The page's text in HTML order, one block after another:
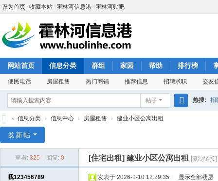
设为首页 收藏本站 霍林河信息港 霍林河贴吧
网站首页 信息分类 群组 家园 帮助 排行榜
便民电话 房屋租售 热门商铺 推荐信息 招聘求职 交友
帖子 热搜: 招
林
» 信息分类 › 信息中心 › 房屋租售 › 建业小区公寓出租
发新帖
查看: 325 回复: 0 [住宅出租] 建业小区公寓出租 [复制链接]
我123456789 发表于 2026-1-10 12:29:35 显示全部楼层